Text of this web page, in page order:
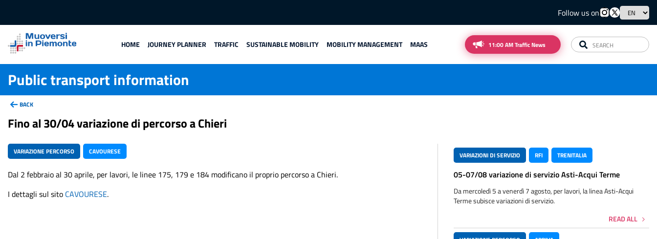
Follow us on
HOME JOURNEY PLANNER TRAFFIC SUSTAINABLE MOBILITY MOBILITY MANAGEMENT MAAS 11:00 AM Traffic News
Public transport information
BACK
Fino al 30/04 variazione di percorso a Chieri
VARIAZIONE PERCORSO CAVOURESE
Dal 2 febbraio al 30 aprile, per lavori, le linee 175, 179 e 184 modificano il proprio percorso a Chieri.
I dettagli sul sito CAVOURESE.
VARIAZIONI DI SERVIZIO RFI TRENITALIA
05-07/08 variazione di servizio Asti-Acqui Terme
Da mercoledì 5 a venerdì 7 agosto, per lavori, la linea Asti-Acqui
Terme subisce variazioni di servizio.
READ ALL